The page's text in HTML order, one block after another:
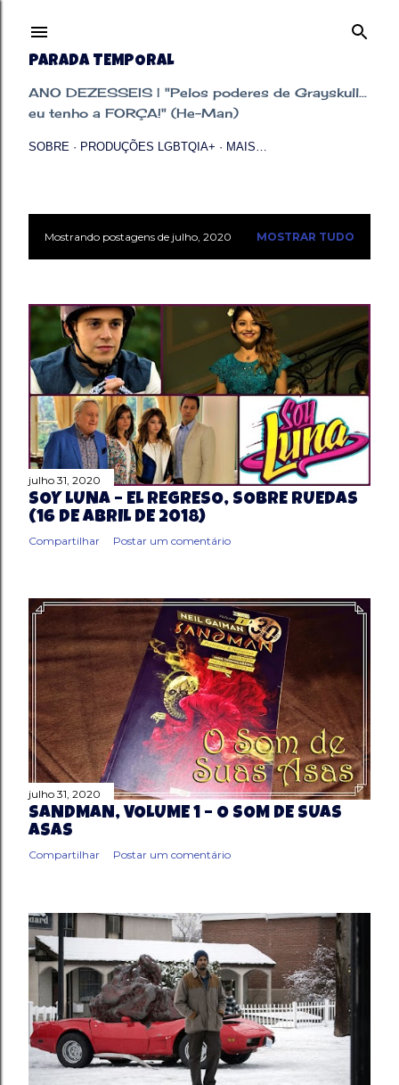
PARADA TEMPORAL
ANO DEZESSEIS | "Pelos poderes de Grayskull...
eu tenho a FORÇA!" (He-Man)
SOBRE PRODUÇÕES LGBTQIA+ MAIS…
P
s
t
a
g
e
n
s
Mostrando postagens de julho, 2020 MOSTRAR TUDO
julho 31, 2020
SOY LUNA – EL REGRESO, SOBRE RUEDAS
(16 DE ABRIL DE 2018)
Compartilhar Postar um comentário
julho 31, 2020
SANDMAN, VOLUME 1 – O SOM DE SUAS
ASAS
Compartilhar Postar um comentário